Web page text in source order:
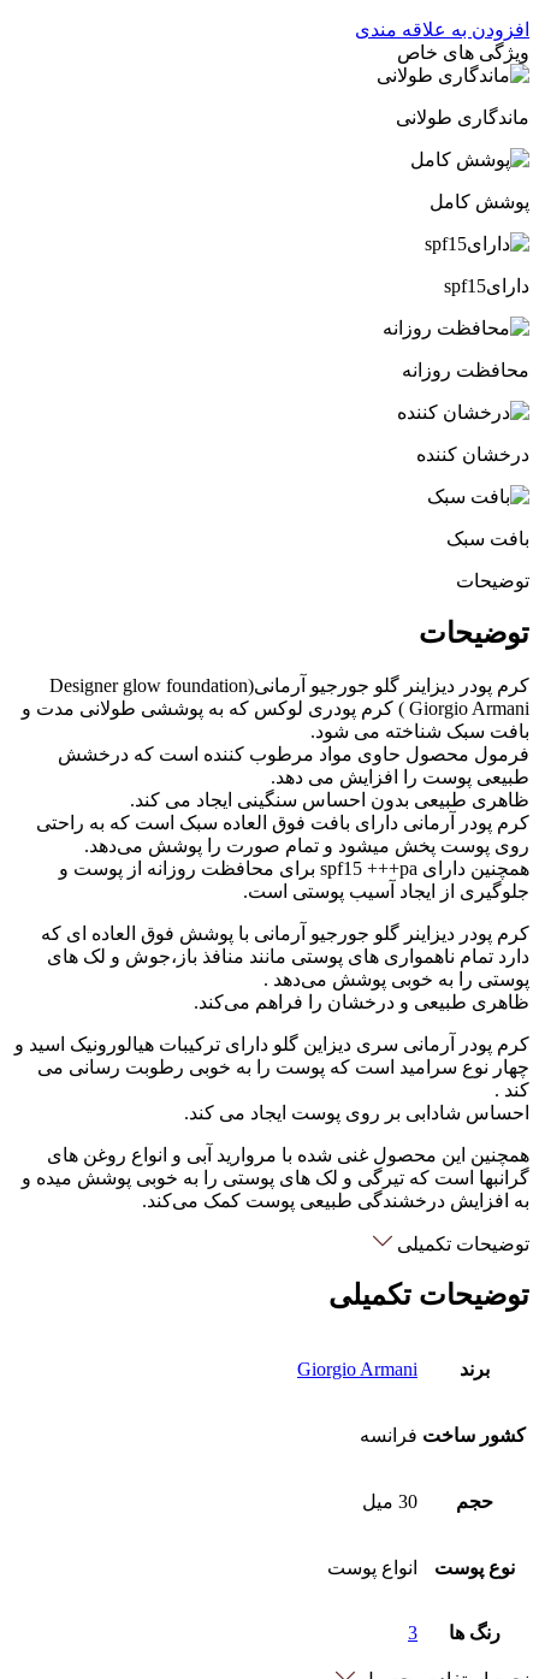
افزودن به علاقه مندی
ویژگی های خاص
ماندگاری طولانی
پوشش کامل
دارایspf15
محافظت روزانه
درخشان کننده
بافت سبک
توضیحات
توضیحات
کرم پودر دیزاینر گلو جورجیو آرمانی(Designer glow foundation
Giorgio Armani ) کرم پودری لوکس که به پوششی طولانی مدت و
بافت سبک شناخته می شود.
فرمول محصول حاوی مواد مرطوب کننده است که درخشش
طبیعی پوست را افزایش می دهد.
ظاهری طبیعی بدون احساس سنگینی ایجاد می کند.
کرم پودر آرمانی دارای بافت فوق العاده سبک است که به راحتی
روی پوست پخش میشود و تمام صورت را پوشش می‌دهد.
همچنین دارای spf15 +++pa برای محافظت روزانه از پوست و
جلوگیری از ایجاد آسیب پوستی است.
کرم پودر دیزاینر گلو جورجیو آرمانی با پوشش فوق العاده ای که
دارد تمام ناهمواری های پوستی مانند منافذ باز،جوش و لک های
پوستی را به خوبی پوشش می‌دهد .
ظاهری طبیعی و درخشان را فراهم می‌کند.
کرم پودر آرمانی سری دیزاین گلو دارای ترکیبات هیالورونیک اسید و
چهار نوع سرامید است که پوست را به خوبی رطوبت رسانی می
کند .
احساس شادابی بر روی پوست ایجاد می کند.
همچنین این محصول غنی شده با مروارید آبی و انواع روغن های
گرانبها است که تیرگی و لک های پوستی را به خوبی پوشش میده و
به افزایش درخشندگی طبیعی پوست کمک می‌کند.
توضیحات تکمیلی
توضیحات تکمیلی
برند Giorgio Armani
کشور ساخت فرانسه
حجم 30 میل
نوع پوست انواع پوست
رنگ ها 3